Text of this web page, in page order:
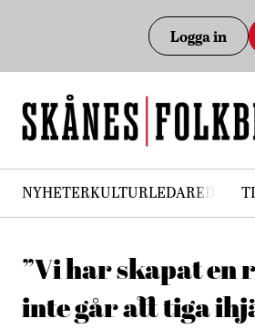
Logga in
NYHETERKULTURLEDARE
”Vi har skapat en
inte går att tiga